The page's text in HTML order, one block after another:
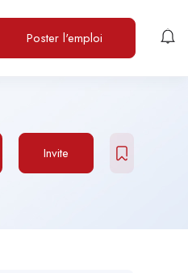
Poster l'emploi
Invite